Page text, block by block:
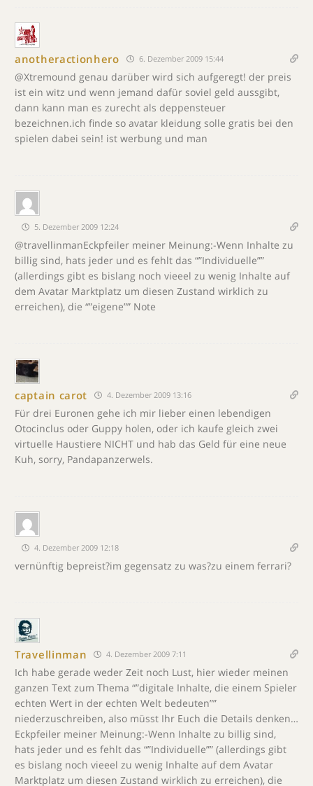
anotheractionhero 6. Dezember 2009 15:44
@Xtremound genau darüber wird sich aufgeregt! der preis
ist ein witz und wenn jemand dafür soviel geld aussgibt,
dann kann man es zurecht als deppensteuer
bezeichnen.ich finde so avatar kleidung solle gratis bei den
spielen dabei sein! ist werbung und man
5. Dezember 2009 12:24
@travellinmanEckpfeiler meiner Meinung:-Wenn Inhalte zu
billig sind, hats jeder und es fehlt das “”Individuelle””
(allerdings gibt es bislang noch vieeel zu wenig Inhalte auf
dem Avatar Marktplatz um diesen Zustand wirklich zu
erreichen), die “”eigene”” Note
captain carot 4. Dezember 2009 13:16
Für drei Euronen gehe ich mir lieber einen lebendigen
Otocinclus oder Guppy holen, oder ich kaufe gleich zwei
virtuelle Haustiere NICHT und hab das Geld für eine neue
Kuh, sorry, Pandapanzerwels.
4. Dezember 2009 12:18
vernünftig bepreist?im gegensatz zu was?zu einem ferrari?
Travellinman 4. Dezember 2009 7:11
Ich habe gerade weder Zeit noch Lust, hier wieder meinen
ganzen Text zum Thema “”digitale Inhalte, die einem Spieler
echten Wert in der echten Welt bedeuten””
niederzuschreiben, also müsst Ihr Euch die Details denken…
Eckpfeiler meiner Meinung:-Wenn Inhalte zu billig sind,
hats jeder und es fehlt das “”Individuelle”” (allerdings gibt
es bislang noch vieeel zu wenig Inhalte auf dem Avatar
Marktplatz um diesen Zustand wirklich zu erreichen), die